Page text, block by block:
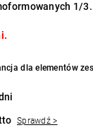
1/
dla elementów
Sprawdź >